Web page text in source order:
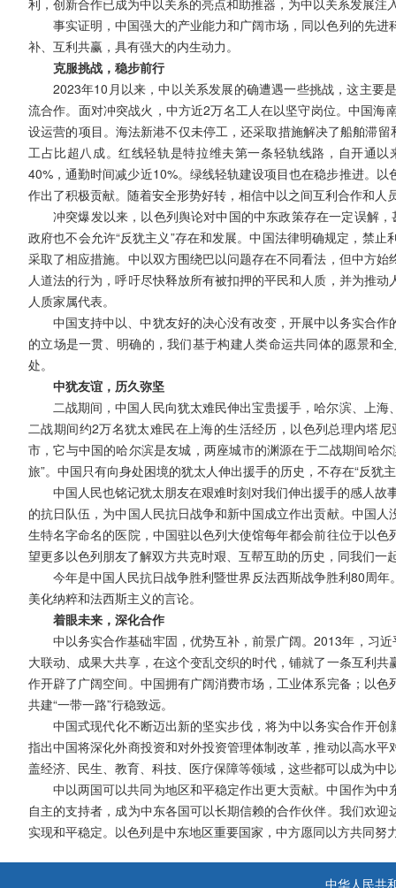
利，创新合作已成为中以关系的亮点和助推器，为中以关系发展注
事实证明，中国强大的产业能力和广阔市场，同以色列的先
补、互利共赢，具有强大的内生动力。
克服挑战，稳步前行
2023年10月以来，中以关系发展的确遭遇一些挑战，这主要
流合作。面对冲突战火，中方近2万名工人在以坚守岗位。中国
设运营的项目。海法新港不仅未停工，还采取措施解决了船舶滞
工占比超八成。红线轻轨是特拉维夫第一条轻轨线路，自开通
40%，通勤时间减少近10%。绿线轻轨建设项目也在稳步推进。
作出了积极贡献。随着安全形势好转，相信中以之间互利合作和人
冲突爆发以来，以色列舆论对中国的中东政策存在一定误解
政府也不会允许“反犹主义”存在和发展。中国法律明确规定，禁
采取了相应措施。中以双方围绕巴以问题存在不同看法，但中方
人道法的行为，呼吁尽快释放所有被扣押的平民和人质，并为推
人质家属代表。
中国支持中以、中犹友好的决心没有改变，开展中以务实合
的立场是一贯、明确的，我们基于构建人类命运共同体的愿景和
处。
中犹友谊，历久弥坚
二战期间，中国人民向犹太难民伸出宝贵援手，哈尔滨、上
二战期间约2万名犹太难民在上海的生活经历，以色列总理内塔
市，它与中国的哈尔滨是友城，两座城市的渊源在于二战期间哈
旅”。中国只有向身处困境的犹太人伸出援手的历史，不存在“反犹
中国人民也铭记犹太朋友在艰难时刻对我们伸出援手的感人
的抗日队伍，为中国人民抗日战争和新中国成立作出贡献。中国
生特名字命名的医院，中国驻以色列大使馆每年都会前往位于以
望更多以色列朋友了解双方共克时艰、互帮互助的历史，同我们一
今年是中国人民抗日战争胜利暨世界反法西斯战争胜利80周
美化纳粹和法西斯主义的言论。
着眼未来，深化合作
中以务实合作基础牢固，优势互补，前景广阔。2013年，习
大联动、成果大共享，在这个变乱交织的时代，铺就了一条互利
作开辟了广阔空间。中国拥有广阔消费市场，工业体系完备；以
共建“一带一路”行稳致远。
中国式现代化不断迈出新的坚实步伐，将为中以务实合作开
指出中国将深化外商投资和对外投资管理体制改革，推动以高水
盖经济、民生、教育、科技、医疗保障等领域，这些都可以成为中
中以两国可以共同为地区和平稳定作出更大贡献。中国作为
自主的支持者，成为中东各国可以长期信赖的合作伙伴。我们欢
实现和平稳定。以色列是中东地区重要国家，中方愿同以方共同努
中华人民共